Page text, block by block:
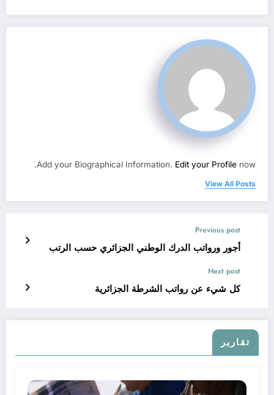
Add your Biographical Information. Edit your Profile now.
View All Posts
Previous post
أجور ورواتب الدرك الوطني الجزائري حسب الرتب
Next post
كل شيء عن رواتب الشرطة الجزائرية
تقارير